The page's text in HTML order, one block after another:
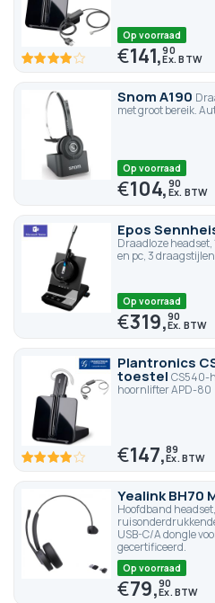
77.6 100
Op voorraad
€141,90
Snom A190
met groot bereik.
Op voorraad
€104,90
Epos
Draadloze headset,
en pc, 3
Op voorraad
€319,90
Plantronics
toestel CS540-
hoornlifter APD-80
77.6 100 €147,89
Yealink BH70
Hoofdband
USB-C/A dongle
gecertificeerd.
Op voorraad
€79,90